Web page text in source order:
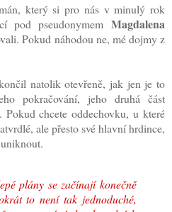
který si pro nás v minulý rok
pod pseudonymem Magdalena
Pokud náhodou ne, mé dojmy z
natolik otevřeně, jak jen je to
pokračování, jeho druhá část
Pokud chcete oddechovku, u které
ale přesto své hlavní hrdince,
uniknout.
plány se začínají konečně
to není tak jednoduché,